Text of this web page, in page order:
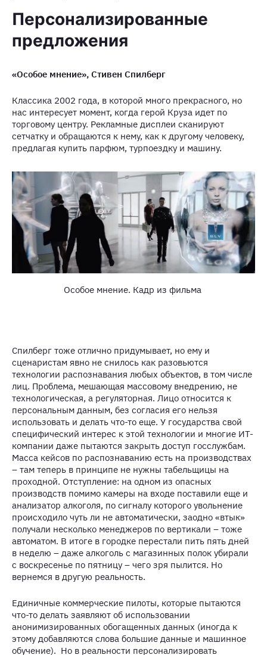
Персонализированные
предложения
«Особое мнение», Стивен Спилберг
Классика 2002 года, в которой много прекрасного, но
нас интересует момент, когда герой Круза идет по
торговому центру. Рекламные дисплеи сканируют
сетчатку и обращаются к нему, как к другому человеку,
предлагая купить парфюм, турпоездку и машину.
Особое мнение. Кадр из фильма
Спилберг тоже отлично придумывает, но ему и
сценаристам явно не снилось как разовьются
технологии распознавания любых объектов, в том числе
лиц. Проблема, мешающая массовому внедрению, не
технологическая, а регуляторная. Лицо относится к
персональным данным, без согласия его нельзя
использовать и делать что-то еще. У государства свой
специфический интерес к этой технологии и многие ИТ-
компании даже пытаются закрыть доступ госслужбам.
Масса кейсов по распознаванию есть на производствах
– там теперь в принципе не нужны табельщицы на
проходной. Отступление: на одном из опасных
производств помимо камеры на входе поставили еще и
анализатор алкоголя, по сигналу которого увольнение
происходило чуть ли не автоматически, заодно «втык»
получали несколько менеджеров по вертикали – тоже
автоматом. В итоге в городке перестали пить пять дней
в неделю – даже алкоголь с магазинных полок убирали
с воскресенье по пятницу – чего зря пылится. Но
вернемся в другую реальность.
Единичные коммерческие пилоты, которые пытаются
что-то делать заявляют об использовании
анонимизированных обогащенных данных (иногда к
этому добавляются слова большие данные и машинное
обучение). Но в реальности персонализировать